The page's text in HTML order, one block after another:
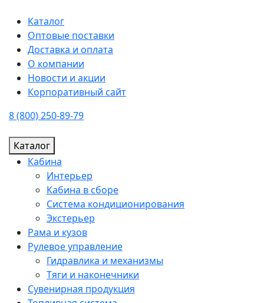
Каталог
Оптовые поставки
Доставка и оплата
О компании
Новости и акции
Корпоративный сайт
8 (800) 250-89-79
Каталог
Кабина
Интерьер
Кабина в сборе
Система кондиционирования
Экстерьер
Рама и кузов
Рулевое управление
Гидравлика и механизмы
Тяги и наконечники
Сувенирная продукция